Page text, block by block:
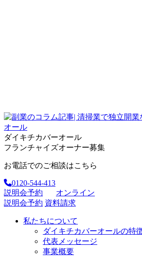
ダイキチカバーオール
フランチャイズオーナー募集
お電話でのご相談はこちら
0120-544-413
説明会予約
オンライン
説明会予約 資料請求
私たちについて
ダイキチカバーオールの特
代表メッセージ
事業概要